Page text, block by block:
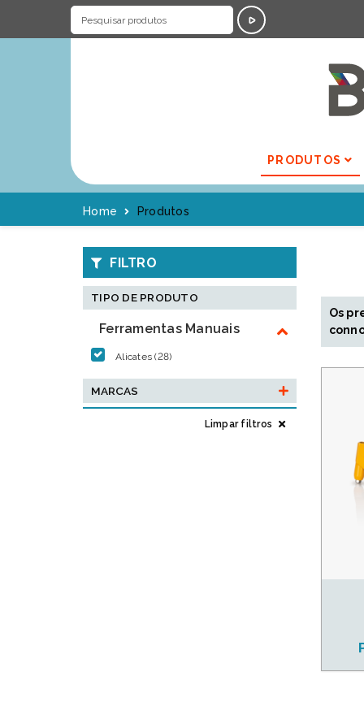
PRODUTOS
Home Produtos
FILTRO
TIPO DE PRODUTO
Ferramentas Manuais
Alicates (28)
MARCAS
Limpar filtros
Os